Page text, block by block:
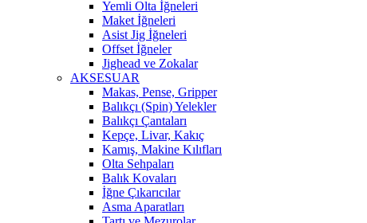
Yemli Olta İğneleri
Maket İğneleri
Asist Jig İğneleri
Offset İğneler
Jighead ve Zokalar
AKSESUAR
Makas, Pense, Gripper
Balıkçı (Spin) Yelekler
Balıkçı Çantaları
Kepçe, Livar, Kakıç
Kamış, Makine Kılıfları
Olta Sehpaları
Balık Kovaları
İğne Çıkarıcılar
Asma Aparatları